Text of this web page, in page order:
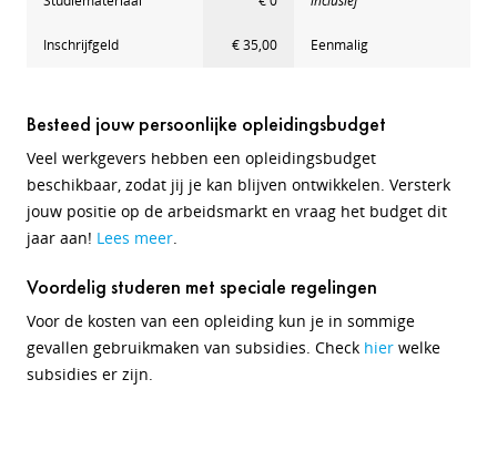
Inschrijfgeld € 35,00 Eenmalig
Besteed jouw persoonlijke opleidingsbudget
Veel werkgevers hebben een opleidingsbudget
beschikbaar, zodat jij je kan blijven ontwikkelen. Versterk
jouw positie op de arbeidsmarkt en vraag het budget dit
jaar aan! Lees meer.
Voordelig studeren met speciale regelingen
Voor de kosten van een opleiding kun je in sommige
gevallen gebruikmaken van subsidies. Check hier welke
subsidies er zijn.